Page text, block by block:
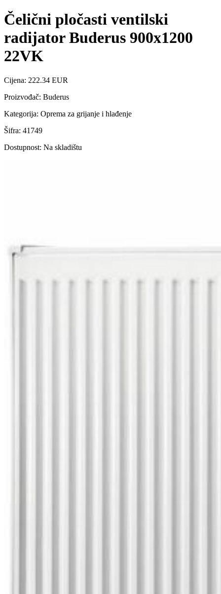
Čelični pločasti ventilski
radijator Buderus 900x1200
22VK
Cijena: 222.34 EUR
Proizvođač: Buderus
Kategorija: Oprema za grijanje i hlađenje
Šifra: 41749
Dostupnost: Na skladištu